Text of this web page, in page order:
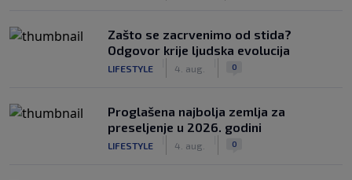
Zašto se zacrvenimo od stida?
Odgovor krije ljudska evolucija
LIFESTYLE 4. aug. 0
Proglašena najbolja zemlja za
preseljenje u 2026. godini
LIFESTYLE 4. aug. 0